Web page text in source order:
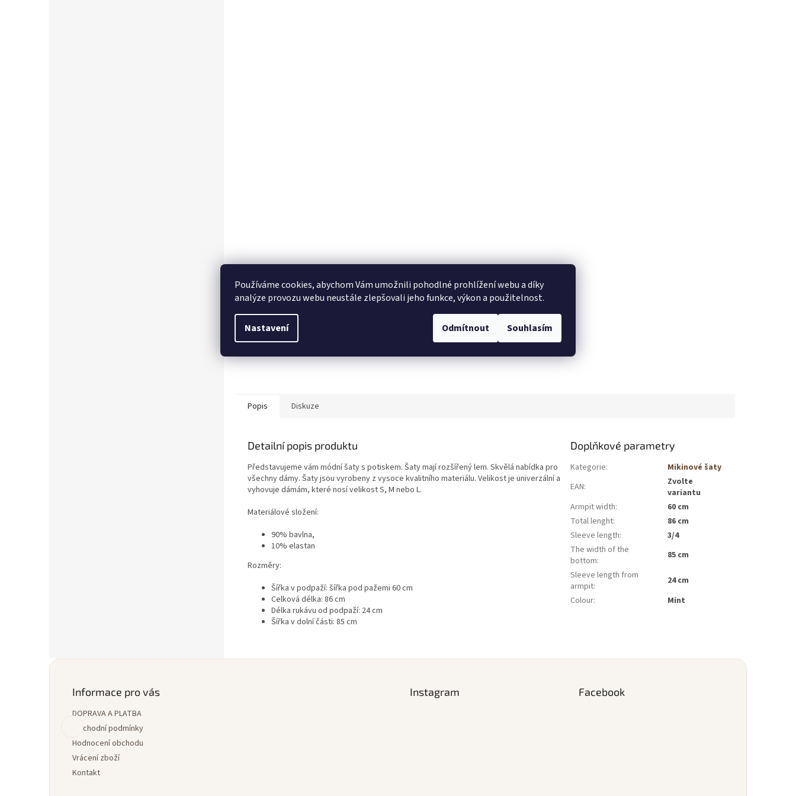
Používáme cookies, abychom Vám umožnili pohodlné prohlížení webu a díky
analýze provozu webu neustále zlepšovali jeho funkce, výkon a použitelnost.
Nastavení Odmítnout Souhlasím
Popis Diskuze
Detailní popis produktu
Představujeme vám módní šaty s potiskem. Šaty mají rozšířený lem. Skvělá nabídka pro
všechny dámy. Šaty jsou vyrobeny z vysoce kvalitního materiálu. Velikost je univerzální a
vyhovuje dámám, které nosí velikost S, M nebo L.
Materiálové složení:
90% bavlna,
10% elastan
Rozměry:
Šířka v podpaží: šířka pod pažemi 60 cm
Celková délka: 86 cm
Délka rukávu od podpaží: 24 cm
Šířka v dolní části: 85 cm
Doplňkové parametry
Kategorie:
Mikinové šaty
EAN:
Zvolte
variantu
Armpit width:
60 cm
Total lenght:
86 cm
Sleeve length:
3/4
The width of the
bottom:
85 cm
Sleeve length from
armpit:
24 cm
Colour: Mint
Informace pro vás
DOPRAVA A PLATBA
Obchodní podmínky
Hodnocení obchodu
Vrácení zboží
Kontakt
Instagram Facebook